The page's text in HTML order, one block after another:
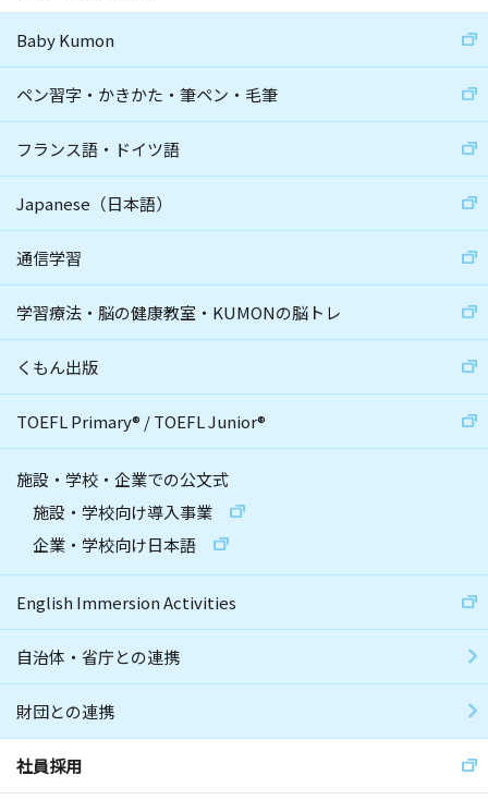
Baby Kumon
ペン習字・かきかた・筆ペン・毛筆
フランス語・ドイツ語
Japanese（日本語）
通信学習
学習療法・脳の健康教室・KUMONの脳トレ
くもん出版
TOEFL Primary® /TOEFL Junior®
施設・学校・企業での公文式
施設・学校向け導入事業
企業・学校向け日本語
English Immersion Activities
自治体・省庁との連携
財団との連携
社員採用